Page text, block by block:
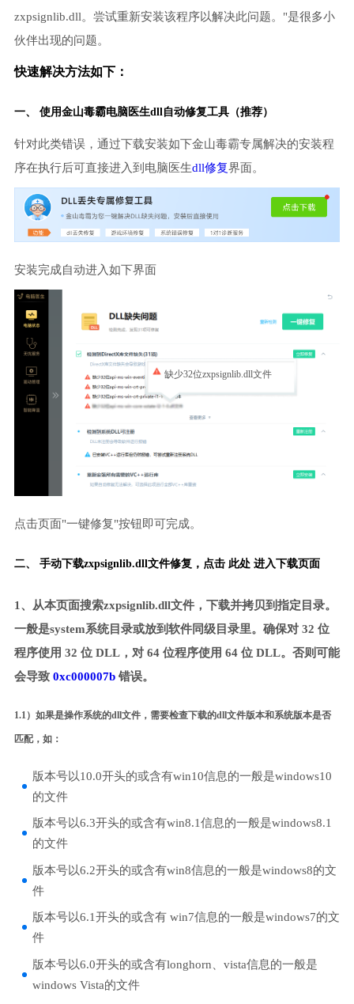
zxpsignlib.dll。尝试重新安装该程序以解决此问题。"是很多小
伙伴出现的问题。
快速解决方法如下：
一、 使用金山毒霸电脑医生dll自动修复工具（推荐）
针对此类错误，通过下载安装如下金山毒霸专属解决的安装程
序在执行后可直接进入到电脑医生dll修复界面。
安装完成自动进入如下界面
缺少32位zxpsignlib.dll文件
点击页面"一键修复"按钮即可完成。
二、 手动下载zxpsignlib.dll文件修复， 点击 此处 进入下载页面
1、从本页面搜索zxpsignlib.dll文件，下载并拷贝到指定目录。
一般是system系统目录或放到软件同级目录里。确保对 32 位
程序使用 32 位 DLL，对 64 位程序使用 64 位 DLL。否则可能
会导致 0xc000007b错误。
1.1）如果是操作系统的dll文件，需要检查下载的dll文件版本和系统版本是否
匹配，如：
版本号以10.0开头的或含有win10信息的一般是windows10
的文件
版本号以6.3开头的或含有win8.1信息的一般是windows8.1
的文件
版本号以6.2开头的或含有win8信息的一般是windows8的文
件
版本号以6.1开头的或含有 win7信息的一般是windows7的文
件
版本号以6.0开头的或含有longhorn、vista信息的一般是
windows Vista的文件